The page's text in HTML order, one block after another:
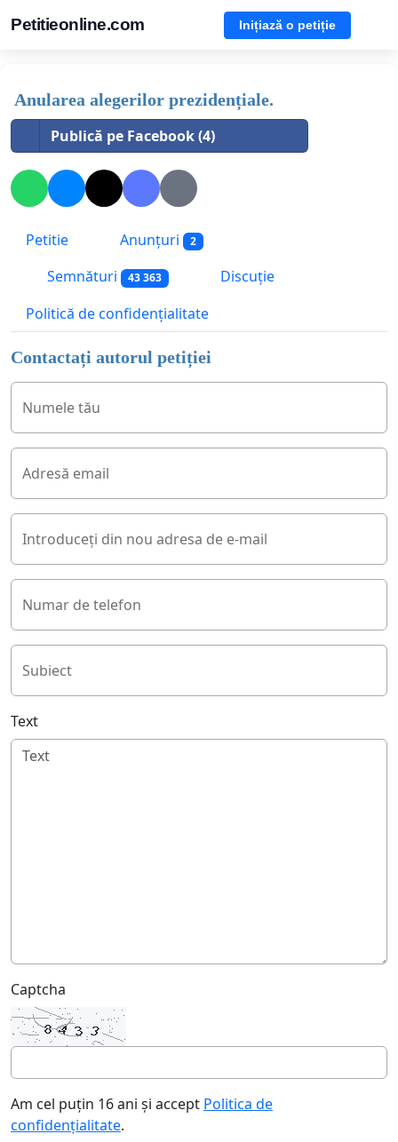
Petitieonline.com Inițiază o petiție
Anularea alegerilor prezidențiale.
Publică pe Facebook (4)
Petitie Anunțuri 2
Semnături 43 363
Discuție
Politică de confidențialitate
Contactați autorul petiției
Numele tău
Adresă email
Introduceți din nou adresa de e-mail
Numar de telefon
Subiect
Text
Captcha
Am cel puțin 16 ani și accept Politica de
confidențialitate.